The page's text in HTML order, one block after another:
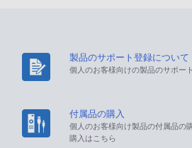
製品のサポート登録について
個人のお客様向けの製品のサポー
付属品の購入
個人のお客様向け製品の付属品の
購入はこちら